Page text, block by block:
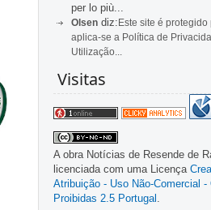
per lo più...
Olsen diz:Este site é protegido
aplica-se a Política de
Utilização...
Visitas
A obra Notícias de Resende de
licenciada com uma Licença
Atribuição - Uso Não-Comercial -
Proibidas 2.5 Portugal